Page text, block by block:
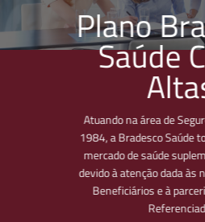
Plano
Saúde
Atuando na área de
1984, a Bradesco Saúde
mercado de saúde
devido à atenção dada às
Beneficiários e à